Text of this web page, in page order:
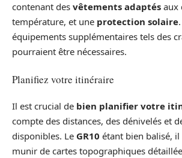
contenant des vêtements adaptés aux
température, et une protection solaire
équipements supplémentaires tels des
pourraient être nécessaires.
Planifiez votre itinéraire
Il est crucial de bien planifier votre
compte des distances, des dénivelés et
disponibles. Le GR10 étant bien balisé, il
munir de cartes topographiques